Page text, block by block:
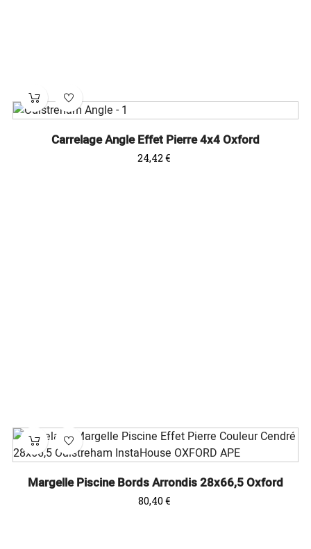
Carrelage Angle Effet Pierre 4x4 Oxford
Prix
24,42 €
Margelle Piscine Bords Arrondis 28x66,5 Oxford
Prix
80,40 €